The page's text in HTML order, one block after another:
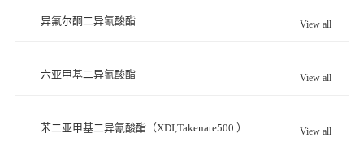
异氟尔酮二异氰酸酯 View all
六亚甲基二异氰酸酯 View all
苯二亚甲基二异氰酸酯（XDI,Takenate500 ） View all